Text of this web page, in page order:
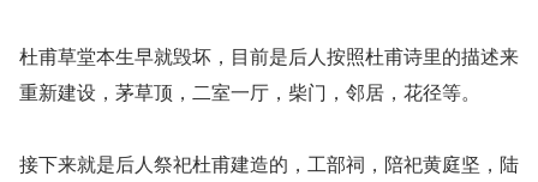
杜甫草堂本生早就毁坏，目前是后人按照杜甫诗里的描述来
重新建设，茅草顶，二室一厅，柴门，邻居，花径等。
接下来就是后人祭祀杜甫建造的，工部祠，陪祀黄庭坚，陆